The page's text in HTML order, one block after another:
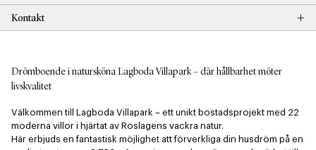
Kontakt +
Drömboende i natursköna Lagboda Villapark – där hållbarhet möter
livskvalitet
Välkommen till Lagboda Villapark – ett unikt bostadsprojekt med 22
moderna villor i hjärtat av Roslagens vackra natur.
Här erbjuds en fantastisk möjlighet att förverkliga din husdröm på en